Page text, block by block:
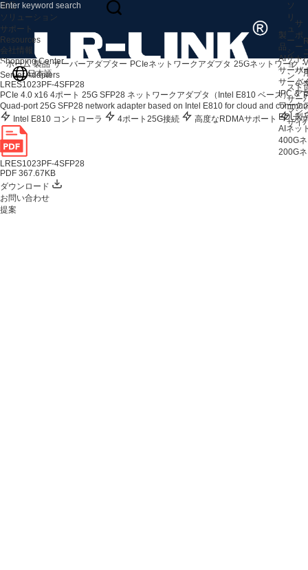
製
品
AIサー
サーバ
サーバ
IPC &
ワーク
EOL製
AIネッ
400G
200G
ソ
リ
ュ
ー
シ
ョ
ン
スト
サー
マシ
サイ
サ
ポ
ー
ト
サ
よ
ア
製品
ソリューション
サポート
Resources
会社情報
Shopping Center
日本語
ホーム 製品 サーバーアダプター PCIeネットワークアダプタ 25Gネットワーク
Server Adapters
LRES1023PF-4SFP28
PCIe 4.0 x16 4ポート 25G SFP28 ネットワークアダプタ（Intel E810 ベース）
Quad-port 25G SFP28 network adapter based on Intel E810 for cloud and
Intel E810 コントローラ
4ポート25G接続 高度なRDMAサポート ア
LRES1023PF-4SFP28
PDF 367.67KB
ダウンロード
お問い合わせ
提案